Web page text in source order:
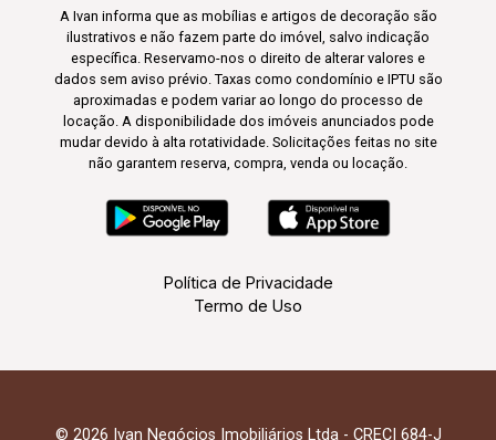
A Ivan informa que as mobílias e artigos de decoração são
ilustrativos e não fazem parte do imóvel, salvo indicação
específica. Reservamo-nos o direito de alterar valores e
dados sem aviso prévio. Taxas como condomínio e IPTU são
aproximadas e podem variar ao longo do processo de
locação. A disponibilidade dos imóveis anunciados pode
mudar devido à alta rotatividade. Solicitações feitas no site
não garantem reserva, compra, venda ou locação.
Política de Privacidade
Termo de Uso
© 2026 Ivan Negócios Imobiliários Ltda - CRECI 684-J